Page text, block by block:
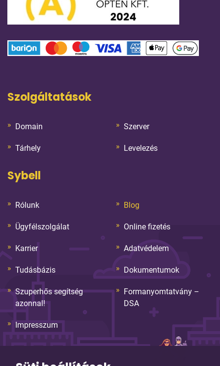
Szolgáltatások
Domain Szerver
Tárhely Levelezés
Sybell
Rólunk Blog
Ügyfélszolgálat Online fizetés
Karrier Adatvédelem
Tudásbázis Dokumentumok
Szuperhős segítség
azonnal!
Formanyomtatvány –
DSA
Impresszum